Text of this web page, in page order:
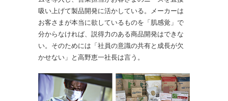
吸い上げて製品開発に活かしている。メーカーは
お客さまが本当に欲しているものを「肌感覚」で
分からなければ、説得力のある商品開発はできな
い。そのためには「社員の意識の共有と成長が欠
かせない」と高野恵一社長は言う。